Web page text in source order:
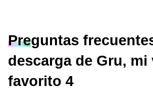
Preguntas
descarga de Gru, mi
favorito 4